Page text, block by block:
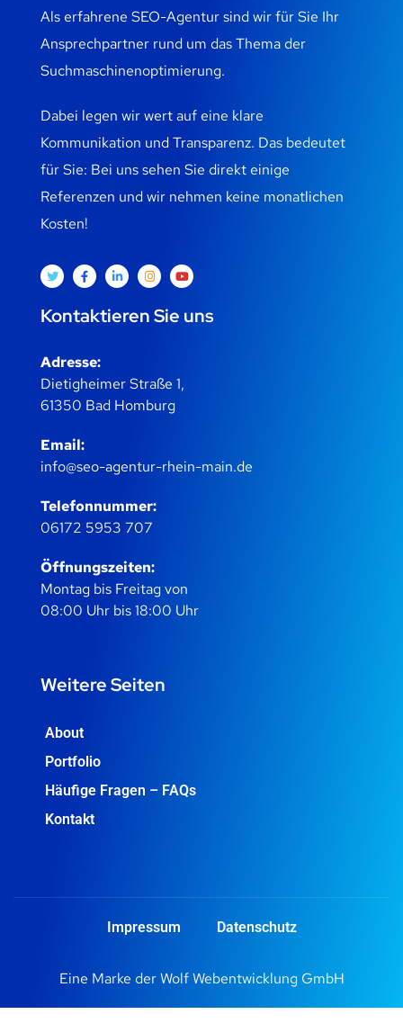
Als erfahrene SEO-Agentur sind wir für Sie Ihr
Ansprechpartner rund um das Thema der
Suchmaschinenoptimierung.
Dabei legen wir wert auf eine klare
Kommunikation und Transparenz. Das bedeutet
für Sie: Bei uns sehen Sie direkt einige
Referenzen und wir nehmen keine monatlichen
Kosten!
Kontaktieren Sie uns
Adresse:
Dietigheimer Straße 1,
61350 Bad Homburg
Email:
info@seo-agentur-rhein-main.de
Telefonnummer:
06172 5953 707
Öffnungszeiten:
Montag bis Freitag von
08:00 Uhr bis 18:00 Uhr
Weitere Seiten
About
Portfolio
Häufige Fragen – FAQs
Kontakt
Impressum Datenschutz
Eine Marke derWolf Webentwicklung GmbH